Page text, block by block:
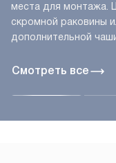
Смотреть все
места для монтажа.
скромной раковины
дополнительной